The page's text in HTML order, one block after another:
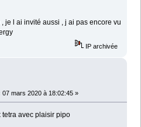
je l ai invité aussi , j ai pas encore vu
IP archivée
07 mars 2020 à 18:02:45 »
avec plaisir pipo